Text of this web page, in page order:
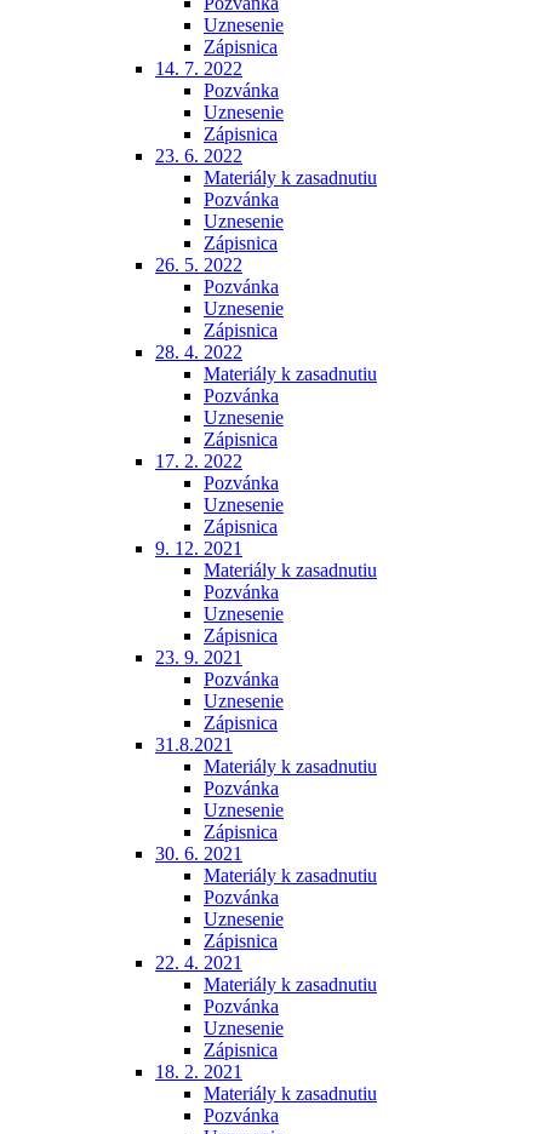
Uznesenie
Zápisnica
14. 7. 2022
Pozvánka
Uznesenie
Zápisnica
23. 6. 2022
Materiály k zasadnutiu
Pozvánka
Uznesenie
Zápisnica
26. 5. 2022
Pozvánka
Uznesenie
Zápisnica
28. 4. 2022
Materiály k zasadnutiu
Pozvánka
Uznesenie
Zápisnica
17. 2. 2022
Pozvánka
Uznesenie
Zápisnica
9. 12. 2021
Materiály k zasadnutiu
Pozvánka
Uznesenie
Zápisnica
23. 9. 2021
Pozvánka
Uznesenie
Zápisnica
31.8.2021
Materiály k zasadnutiu
Pozvánka
Uznesenie
Zápisnica
30. 6. 2021
Materiály k zasadnutiu
Pozvánka
Uznesenie
Zápisnica
22. 4. 2021
Materiály k zasadnutiu
Pozvánka
Uznesenie
Zápisnica
18. 2. 2021
Materiály k zasadnutiu
Pozvánka